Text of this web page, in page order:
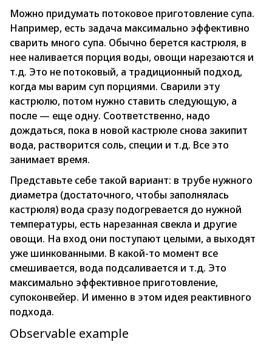
Можно придумать потоковое приготовление супа.
Например, есть задача максимально эффективно
сварить много супа. Обычно берется кастрюля, в
нее наливается порция воды, овощи нарезаются и
т.д. Это не потоковый, а традиционный подход,
когда мы варим суп порциями. Сварили эту
кастрюлю, потом нужно ставить следующую, а
после — еще одну. Соответственно, надо
дождаться, пока в новой кастрюле снова закипит
вода, растворится соль, специи и т.д. Все это
занимает время.
Представьте себе такой вариант: в трубе нужного
диаметра (достаточного, чтобы заполнялась
кастрюля) вода сразу подогревается до нужной
температуры, есть нарезанная свекла и другие
овощи. На вход они поступают целыми, а выходят
уже шинкованными. В какой-то момент все
смешивается, вода подсаливается и т.д. Это
максимально эффективное приготовление,
супоконвейер. И именно в этом идея реактивного
подхода.
Observable example